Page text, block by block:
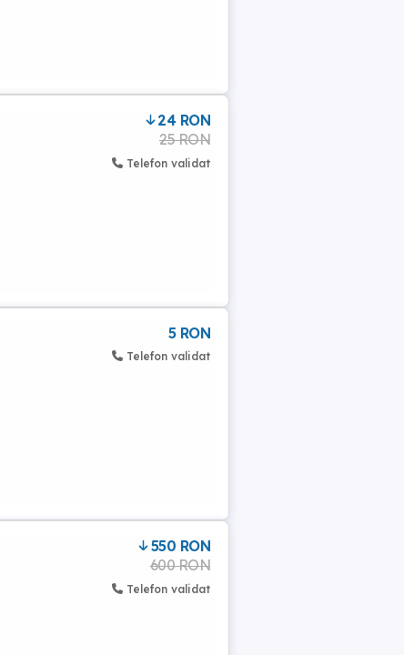
24 RON
25 RON
Telefon validat
5 RON
Telefon validat
550 RON
600 RON
Telefon validat